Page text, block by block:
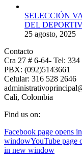
SELECCIÓN
DEL
25 agosto, 2025
Contacto
Cra 27 # 6-64- Tel: 334
PBX: (092)5143661
Celular: 316 528 2646
Cali, Colombia
Find us on:
Facebook page opens
windowYouTube page
in new window